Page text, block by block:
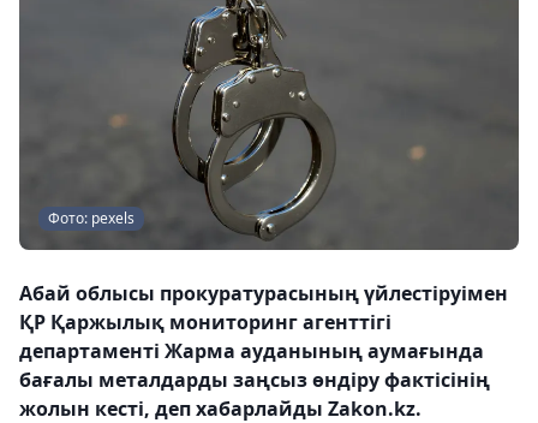
Фото: pexels
Абай облысы прокуратурасының үйлестіруімен
ҚР Қаржылық мониторинг агенттігі
департаменті Жарма ауданының аумағында
бағалы металдарды заңсыз өндіру фактісінің
жолын кесті, деп хабарлайды Zakon.kz.